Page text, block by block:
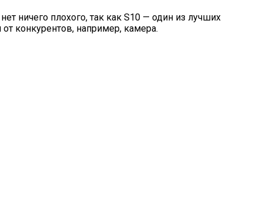
ничего плохого, так как S10 — один из лучших
конкурентов, например, камера.